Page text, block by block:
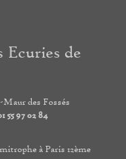
Ecuries de
Maur des Fossés
55 97 02 84
à Paris 12ème